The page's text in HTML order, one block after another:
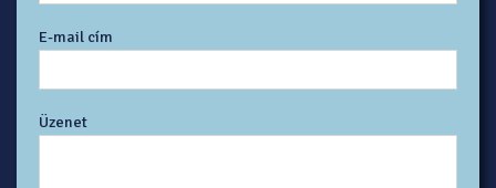
E-mail cím
Üzenet